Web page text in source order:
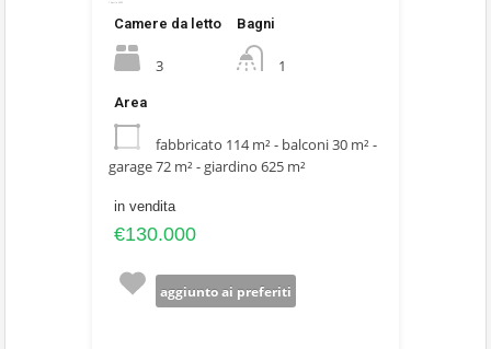
1 Aprile 2020
Camere da letto
3
Bagni
1
Area
fabbricato 114 m² - balconi 30 m² -
garage 72 m² - giardino 625 m²
in vendita
€130.000
aggiunto ai preferiti